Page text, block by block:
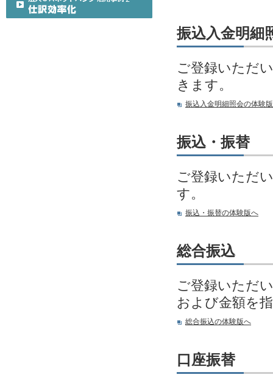
振込入金明細
ご登録いただ
きます。
振込入金明細照会の体験
振込・振替
ご登録いただ
す。
振込・振替の体験版へ
総合振込
ご登録いただ
および金額を
総合振込の体験版へ
口座振替